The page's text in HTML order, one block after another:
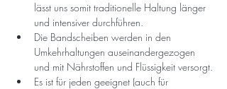
lässt uns somit traditionelle Haltung länger
und intensiver durchführen.
Die Bandscheiben werden in den
Umkehrhaltungen auseinandergezogen
und mit Nährstoffen und Flüssigkeit versorgt.
Es ist für jeden geeignet (auch für